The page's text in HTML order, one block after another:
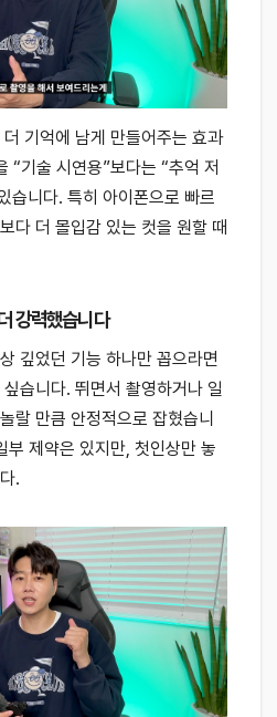
기억에 남게 만들어주는 효과
“기술 시연용”보다는 “추억 저
습니다. 특히 아이폰으로 빠르
다 더 몰입감 있는 컷을 원할 때
강력했습니다
깊었던 기능 하나만 꼽으라면
습니다. 뛰면서 촬영하거나 일
랄 만큼 안정적으로 잡혔습니
부 제약은 있지만, 첫인상만 놓
.